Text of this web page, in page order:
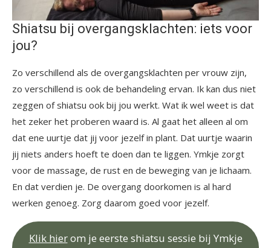
Shiatsu bij overgangsklachten: iets voor
jou?
Zo verschillend als de overgangsklachten per vrouw zijn,
zo verschillend is ook de behandeling ervan. Ik kan dus niet
zeggen of shiatsu ook bij jou werkt. Wat ik wel weet is dat
het zeker het proberen waard is. Al gaat het alleen al om
dat ene uurtje dat jij voor jezelf in plant. Dat uurtje waarin
jij niets anders hoeft te doen dan te liggen. Ymkje zorgt
voor de massage, de rust en de beweging van je lichaam.
En dat verdien je. De overgang doorkomen is al hard
werken genoeg. Zorg daarom goed voor jezelf.
Klik hierom je eerste shiatsu sessie bij Ymkje